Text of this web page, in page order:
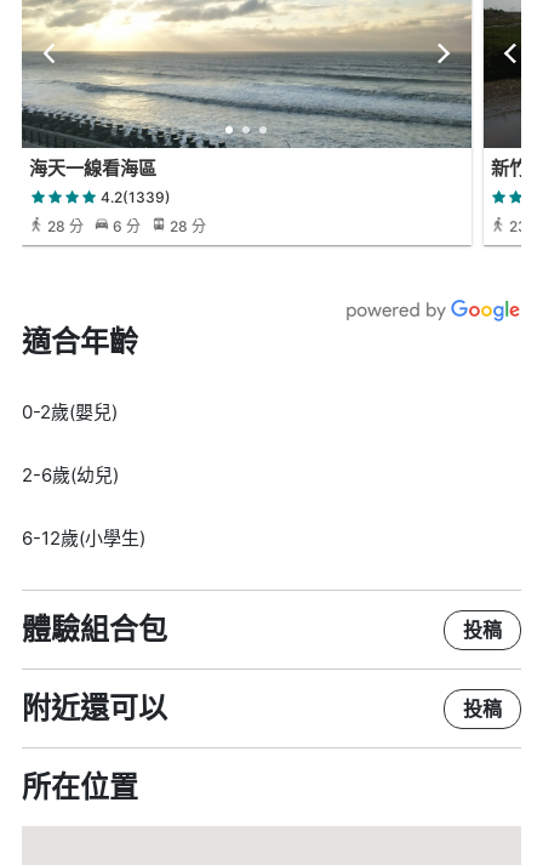
海天一線看海區
4.2(1339)
28 分
6 分 28 分
新竹
23
適合年齡
0-2歲(嬰兒)
2-6歲(幼兒)
6-12歲(小學生)
體驗組合包 投稿
附近還可以 投稿
所在位置